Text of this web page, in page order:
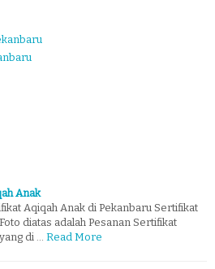
Anak
Aqiqah Anak di Pekanbaru Sertifikat
diatas adalah Pesanan Sertifikat
di …
Read More